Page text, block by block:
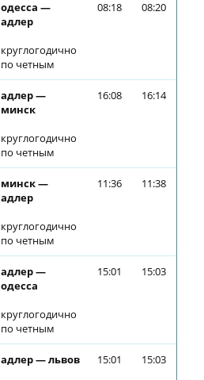
одесса —
адлер
круглогодично
по четным
08:18 08:20
адлер —
минск
круглогодично
по четным
16:08 16:14
минск —
адлер
круглогодично
по четным
11:36 11:38
адлер —
одесса
круглогодично
по четным
15:01 15:03
адлер — львов
15:01 15:03